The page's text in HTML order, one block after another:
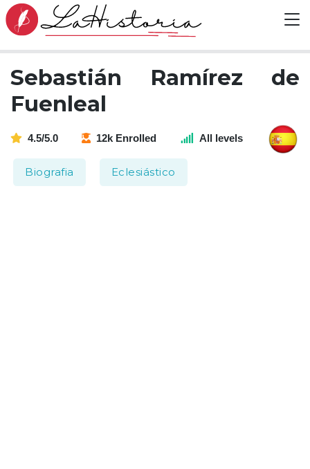
Sebastián Ramírez de
Fuenleal
4.5/5.0 12k Enrolled All levels
Biografia Eclesiástico